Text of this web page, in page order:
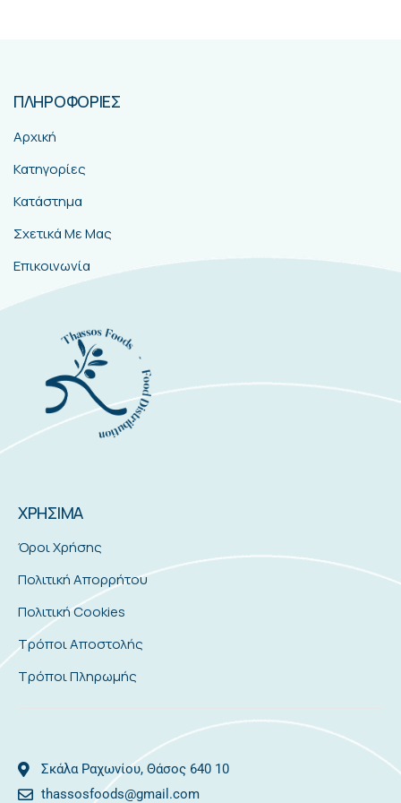
ΠΛΗΡΟΦΟΡΙΕΣ
Αρχική
Κατηγορίες
Κατάστημα
Σχετικά Με Μας
Επικοινωνία
ΧΡΗΣΙΜΑ
Όροι Χρήσης
Πολιτική Απορρήτου
Πολιτική Cookies
Τρόποι Αποστολής
Τρόποι Πληρωμής
Σκάλα Ραχωνίου, Θάσος 640 10
thassosfoods@gmail.com